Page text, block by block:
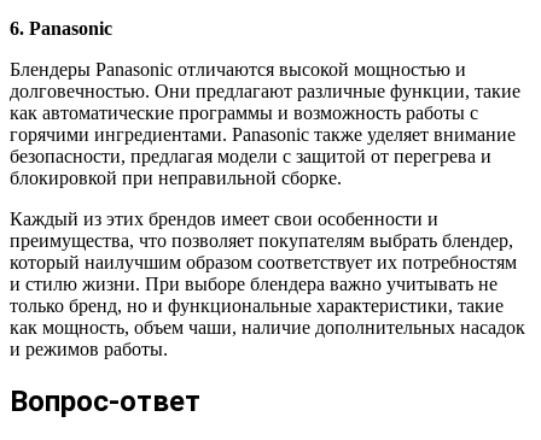
6. Panasonic
Блендеры Panasonic отличаются высокой мощностью и
долговечностью. Они предлагают различные функции, такие
как автоматические программы и возможность работы с
горячими ингредиентами. Panasonic также уделяет внимание
безопасности, предлагая модели с защитой от перегрева и
блокировкой при неправильной сборке.
Каждый из этих брендов имеет свои особенности и
преимущества, что позволяет покупателям выбрать блендер,
который наилучшим образом соответствует их потребностям
и стилю жизни. При выборе блендера важно учитывать не
только бренд, но и функциональные характеристики, такие
как мощность, объем чаши, наличие дополнительных насадок
и режимов работы.
Вопрос-ответ